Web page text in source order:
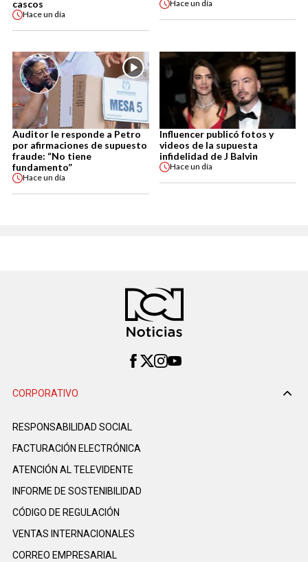
cascos
Haceun día
Haceun día
Auditor le responde a Petro
por afirmaciones de supuesto
fraude: “No tiene
fundamento”
Haceun día
Influencer publicó fotos y
videos de la supuesta
infidelidad de J Balvin
Haceun día
CORPORATIVO
RESPONSABILIDAD SOCIAL
FACTURACIÓN ELECTRÓNICA
ATENCIÓN AL TELEVIDENTE
INFORME DE SOSTENIBILIDAD
CÓDIGO DE REGULACIÓN
VENTAS INTERNACIONALES
CORREO EMPRESARIAL